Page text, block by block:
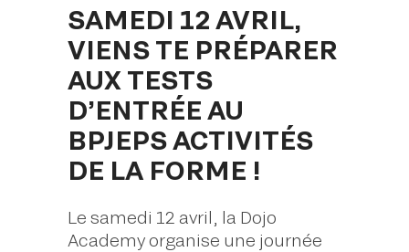
SAMEDI 12 AVRIL,
VIENS TE PRÉPARER
AUX TESTS
D’ENTRÉE AU
BPJEPS ACTIVITÉS
DE LA FORME !
Le samedi 12 avril, la Dojo
Academy organise une journée